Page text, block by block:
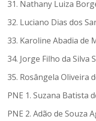
31. Nathany Luiza
32. Luciano Dias dos
33. Karoline Abadia de
34. Jorge Filho da Silva
35. Rosângela Oliveira
PNE 1. Suzana Batista
PNE 2. Adão de Souza